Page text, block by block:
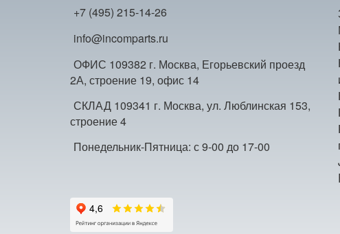
+7 (495) 215-14-26
info@incomparts.ru
ОФИС 109382 г. Москва, Егорьевский проезд
2А, строение 19, офис 14
СКЛАД 109341 г. Москва, ул. Люблинская 153,
строение 4
Понедельник-Пятница: с 9-00 до 17-00